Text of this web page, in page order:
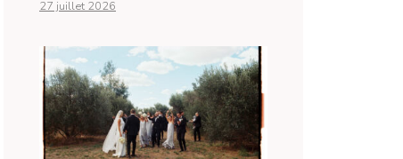
27 juillet 2026